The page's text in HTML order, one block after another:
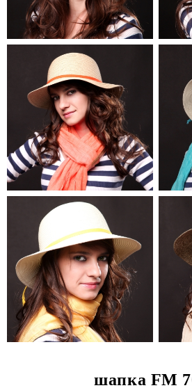
шапка FM